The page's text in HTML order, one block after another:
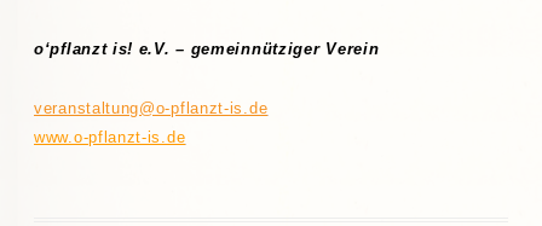
o‘pflanzt is! e.V. – gemeinnütziger Verein
veranstaltung@o-pflanzt-is.de
www.o-pflanzt-is.de